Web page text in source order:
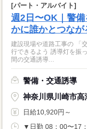
[パート・アルバイト]
週2日〜OK｜警
かに誰かとつなが
建設現場や道路工事の 「交通誘導
行できるよう 誘導灯を振って案内！ ▼働く現場は
間の交通誘導...
警備・交通誘導
神奈川県川崎市高
日給10,920円～
▼日勤 08：00〜17